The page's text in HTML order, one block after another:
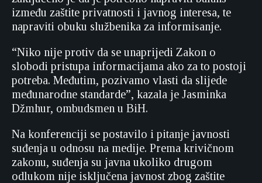
između zaštite privatnosti i javnog interesa, te
napraviti obuku službenika za informisanje.
“Niko nije protiv da se unaprijedi Zakon o
slobodi pristupa informacijama ako za to postoji
potreba. Međutim, pozivamo vlasti da slijede
međunarodne standarde”, kazala je Jasminka
Džmhur, ombudsmen u BiH.
Na konferenciji se postavilo i pitanje javnosti
suđenja u odnosu na medije. Prema krivičnom
zakonu, suđenja su javna ukoliko drugom
odlukom nije isključena javnost zbog zaštite